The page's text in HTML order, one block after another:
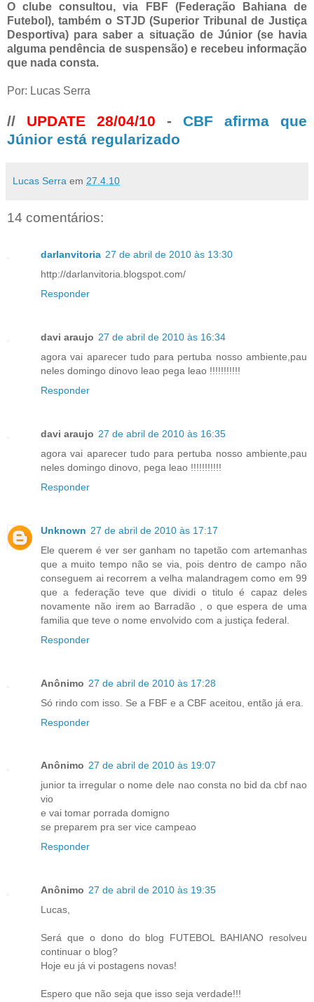
O clube consultou, via FBF (Federação Bahiana de
Futebol), também o STJD (Superior Tribunal de Justiça
Desportiva) para saber a situação de Júnior (se havia
alguma pendência de suspensão) e recebeu informação
que nada consta.
Por: Lucas Serra
// UPDATE 28/04/10 - CBF afirma que
Júnior está regularizado
Lucas Serra em 27.4.10
14 comentários:
darlanvitoria 27 de abril de 2010 às 13:30
http://darlanvitoria.blogspot.com/
Responder
davi araujo 27 de abril de 2010 às 16:34
agora vai aparecer tudo para pertuba nosso ambiente,pau
neles domingo dinovo leao pega leao !!!!!!!!!!!
Responder
davi araujo 27 de abril de 2010 às 16:35
agora vai aparecer tudo para pertuba nosso ambiente,pau
neles domingo dinovo, pega leao !!!!!!!!!!!
Responder
Unknown 27 de abril de 2010 às 17:17
Ele querem é ver ser ganham no tapetão com artemanhas
que a muito tempo não se via, pois dentro de campo não
conseguem ai recorrem a velha malandragem como em 99
que a federação teve que dividi o titulo é capaz deles
novamente não irem ao Barradão , o que espera de uma
familia que teve o nome envolvido com a justiça federal.
Responder
Anônimo 27 de abril de 2010 às 17:28
Só rindo com isso. Se a FBF e a CBF aceitou, então já era.
Responder
Anônimo 27 de abril de 2010 às 19:07
junior ta irregular o nome dele nao consta no bid da cbf nao
vio
e vai tomar porrada domigno
se preparem pra ser vice campeao
Responder
Anônimo 27 de abril de 2010 às 19:35
Lucas,
Será que o dono do blog FUTEBOL BAHIANO resolveu
continuar o blog?
Hoje eu já vi postagens novas!
Espero que não seja que isso seja verdade!!!